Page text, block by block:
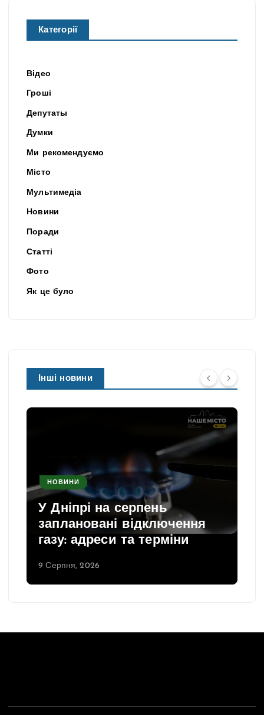
Категорії
Відео
Гроші
Депутаты
Думки
Ми рекомендуємо
Місто
Мультимедіа
Новини
Поради
Статті
Фото
Як це було
Інші новини
НОВИНИ
У Дніпрі на серпень
заплановані відключення
газу: адреси та терміни
9 Серпня, 2026